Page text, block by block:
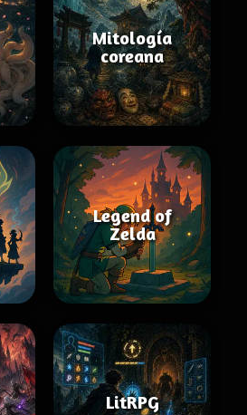
Mitología
coreana
Legend of
Zelda
LitRPG